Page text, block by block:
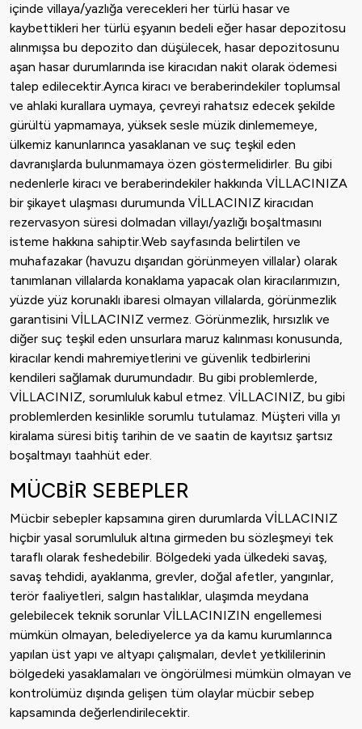
içinde villaya/yazlığa verecekleri her türlü hasar ve
kaybettikleri her türlü eşyanın bedeli eğer hasar depozitosu
alınmışsa bu depozito dan düşülecek, hasar depozitosunu
aşan hasar durumlarında ise kiracıdan nakit olarak ödemesi
talep edilecektir.Ayrıca kiracı ve beraberindekiler toplumsal
ve ahlaki kurallara uymaya, çevreyi rahatsız edecek şekilde
gürültü yapmamaya, yüksek sesle müzik dinlememeye,
ülkemiz kanunlarınca yasaklanan ve suç teşkil eden
davranışlarda bulunmamaya özen göstermelidirler. Bu gibi
nedenlerle kiracı ve beraberindekiler hakkında VİLLACINIZA
bir şikayet ulaşması durumunda VİLLACINIZ kiracıdan
rezervasyon süresi dolmadan villayı/yazlığı boşaltmasını
isteme hakkına sahiptir.Web sayfasında belirtilen ve
muhafazakar (havuzu dışarıdan görünmeyen villalar) olarak
tanımlanan villalarda konaklama yapacak olan kiracılarımızın,
yüzde yüz korunaklı ibaresi olmayan villalarda, görünmezlik
garantisini VİLLACINIZ vermez. Görünmezlik, hırsızlık ve
diğer suç teşkil eden unsurlara maruz kalınması konusunda,
kiracılar kendi mahremiyetlerini ve güvenlik tedbirlerini
kendileri sağlamak durumundadır. Bu gibi problemlerde,
VİLLACINIZ, sorumluluk kabul etmez. VİLLACINIZ, bu gibi
problemlerden kesinlikle sorumlu tutulamaz. Müşteri villa yı
kiralama süresi bitiş tarihin de ve saatin de kayıtsız şartsız
boşaltmayı taahhüt eder.
MÜCBİR SEBEPLER
Mücbir sebepler kapsamına giren durumlarda VİLLACINIZ
hiçbir yasal sorumluluk altına girmeden bu sözleşmeyi tek
taraflı olarak feshedebilir. Bölgedeki yada ülkedeki savaş,
savaş tehdidi, ayaklanma, grevler, doğal afetler, yangınlar,
terör faaliyetleri, salgın hastalıklar, ulaşımda meydana
gelebilecek teknik sorunlar VİLLACINIZIN engellemesi
mümkün olmayan, belediyelerce ya da kamu kurumlarınca
yapılan üst yapı ve altyapı çalışmaları, devlet yetkililerinin
bölgedeki yasaklamaları ve öngörülmesi mümkün olmayan ve
kontrolümüz dışında gelişen tüm olaylar mücbir sebep
kapsamında değerlendirilecektir.